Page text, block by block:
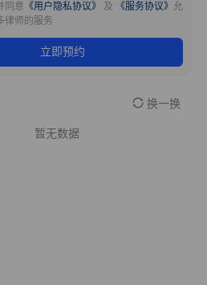
同意 《用户隐私协议》 及 《服务协议》 允
律师的服务
立即预约
换一换
暂无数据